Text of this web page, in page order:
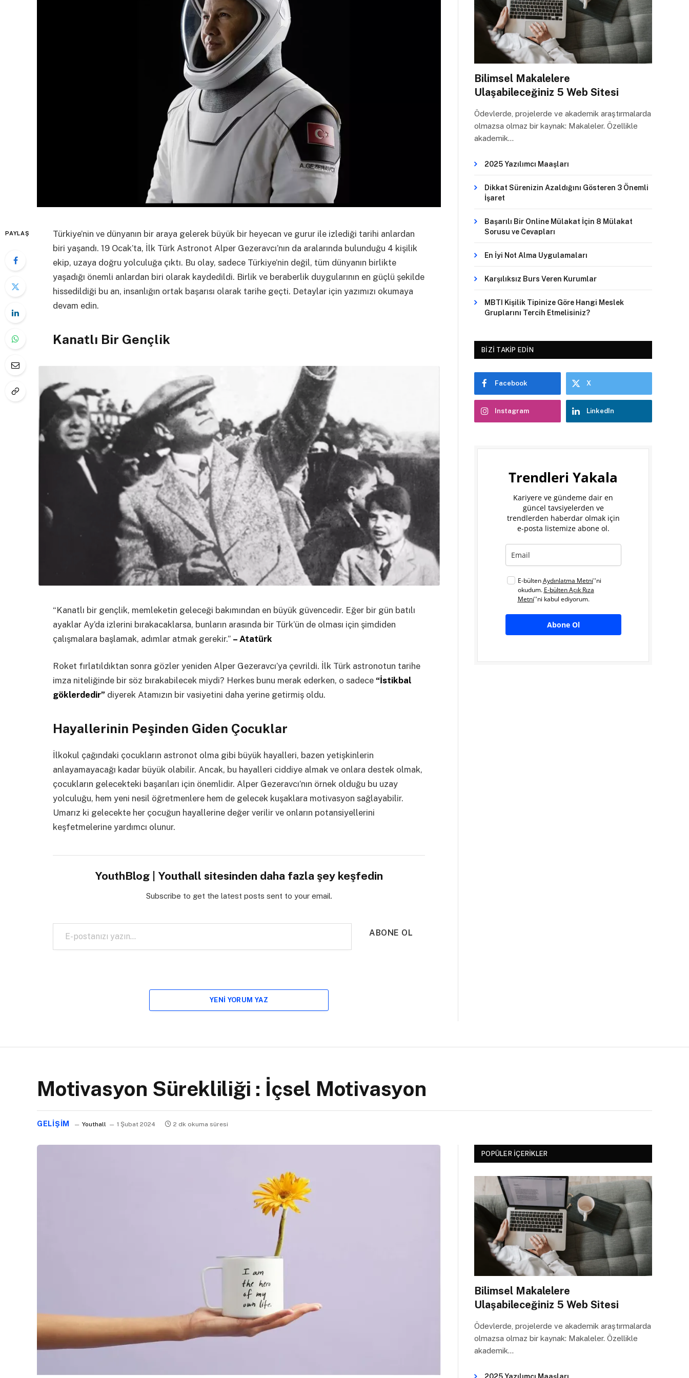
PAYLAŞ
Türkiye’nin ve dünyanın bir araya gelerek büyük bir heyecan ve gurur ile izlediği tarihi anlardan
biri yaşandı. 19 Ocak’ta, İlk Türk Astronot Alper Gezeravcı’nın da aralarında bulunduğu 4 kişilik
ekip, uzaya doğru yolculuğa çıktı. Bu olay, sadece Türkiye’nin değil, tüm dünyanın birlikte
yaşadığı önemli anlardan biri olarak kaydedildi. Birlik ve beraberlik duygularının en güçlü şekilde
hissedildiği bu an, insanlığın ortak başarısı olarak tarihe geçti. Detaylar için yazımızı okumaya
devam edin.
Kanatlı Bir Gençlik
“Kanatlı bir gençlik, memleketin geleceği bakımından en büyük güvencedir. Eğer bir gün batılı
ayaklar Ay’da izlerini bırakacaklarsa, bunların arasında bir Türk’ün de olması için şimdiden
çalışmalara başlamak, adımlar atmak gerekir.” – Atatürk
Roket fırlatıldıktan sonra gözler yeniden Alper Gezeravcı’ya çevrildi. İlk Türk astronotun tarihe
imza niteliğinde bir söz bırakabilecek miydi? Herkes bunu merak ederken, o sadece “İstikbal
göklerdedir” diyerek Atamızın bir vasiyetini daha yerine getirmiş oldu.
Hayallerinin Peşinden Giden Çocuklar
İlkokul çağındaki çocukların astronot olma gibi büyük hayalleri, bazen yetişkinlerin
anlayamayacağı kadar büyük olabilir. Ancak, bu hayalleri ciddiye almak ve onlara destek olmak,
çocukların gelecekteki başarıları için önemlidir. Alper Gezeravcı’nın örnek olduğu bu uzay
yolculuğu, hem yeni nesil öğretmenlere hem de gelecek kuşaklara motivasyon sağlayabilir.
Umarız ki gelecekte her çocuğun hayallerine değer verilir ve onların potansiyellerini
keşfetmelerine yardımcı olunur.
YouthBlog | Youthall sitesinden daha fazla şey keşfedin
Subscribe to get the latest posts sent to your email.
E-postanızı yazın…
ABONE OL
YENI YORUM YAZ
Bilimsel Makalelere
Ulaşabileceğiniz 5 Web Sitesi
Ödevlerde, projelerde ve akademik araştırmalarda
olmazsa olmaz bir kaynak: Makaleler. Özellikle
akademik…
2025 Yazılımcı Maaşları
Dikkat Sürenizin Azaldığını Gösteren 3 Önemli
İşaret
Başarılı Bir Online Mülakat İçin 8 Mülakat
Sorusu ve Cevapları
En İyi Not Alma Uygulamaları
Karşılıksız Burs Veren Kurumlar
MBTI Kişilik Tipinize Göre Hangi Meslek
Gruplarını Tercih Etmelisiniz?
BIZI TAKIP EDIN
Facebook X
Instagram LinkedIn
Trendleri Yakala
Kariyere ve gündeme dair en
güncel tavsiyelerden ve
trendlerden haberdar olmak için
e-posta listemize abone ol.
E-bültenAydınlatma Metni''ni
okudum. E-bülten Açık Rıza
Metni''ni kabul ediyorum.
Abone Ol
Motivasyon Sürekliliği : İçsel Motivasyon
GELIŞIM Youthall 1 Şubat 2024 2 dk okuma süresi
POPÜLER İÇERIKLER
Bilimsel Makalelere
Ulaşabileceğiniz 5 Web Sitesi
Ödevlerde, projelerde ve akademik araştırmalarda
olmazsa olmaz bir kaynak: Makaleler. Özellikle
akademik…